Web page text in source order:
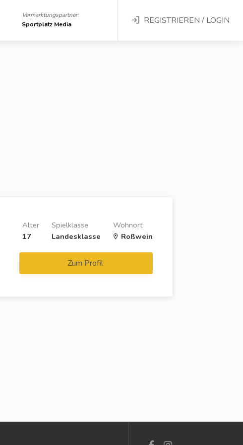
Vermarktungspartner:
Sportplatz Media
REGISTRIEREN / LOGIN
Wohnort
Roßwein
Spielklasse
Landesklasse
Alter
17
Zum Profil